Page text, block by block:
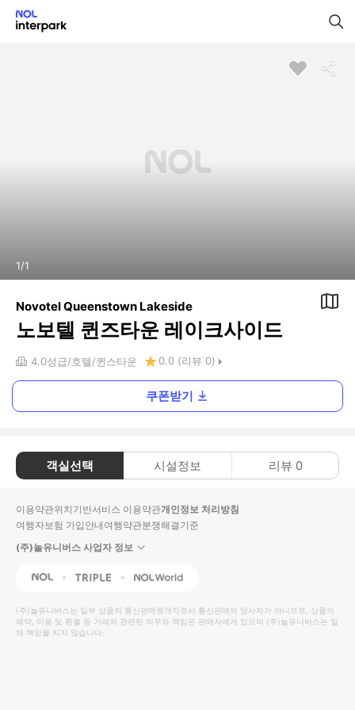
1/1
Novotel Queenstown Lakeside
노보텔 퀸즈타운 레이크사이드
4.0성급 호텔 퀸스타운 0.0 (리뷰 0)
쿠폰받기
객실선택 시설정보 리뷰 0
이용약관위치기반서비스 이용약관개인정보 처리방침
여행자보험 가입안내여행약관분쟁해결기준
(주)놀유니버스 사업자 정보
NOL Triple Interpark Global
(주)놀유니버스는 일부 상품의 통신판매중개자로서 통신판매의 당사자가 아니므로, 상품의
예약, 이용 및 환불 등 거래와 관련된 의무와 책임은 판매자에게 있으며 (주)놀유니버스는 일
체 책임을 지지 않습니다.